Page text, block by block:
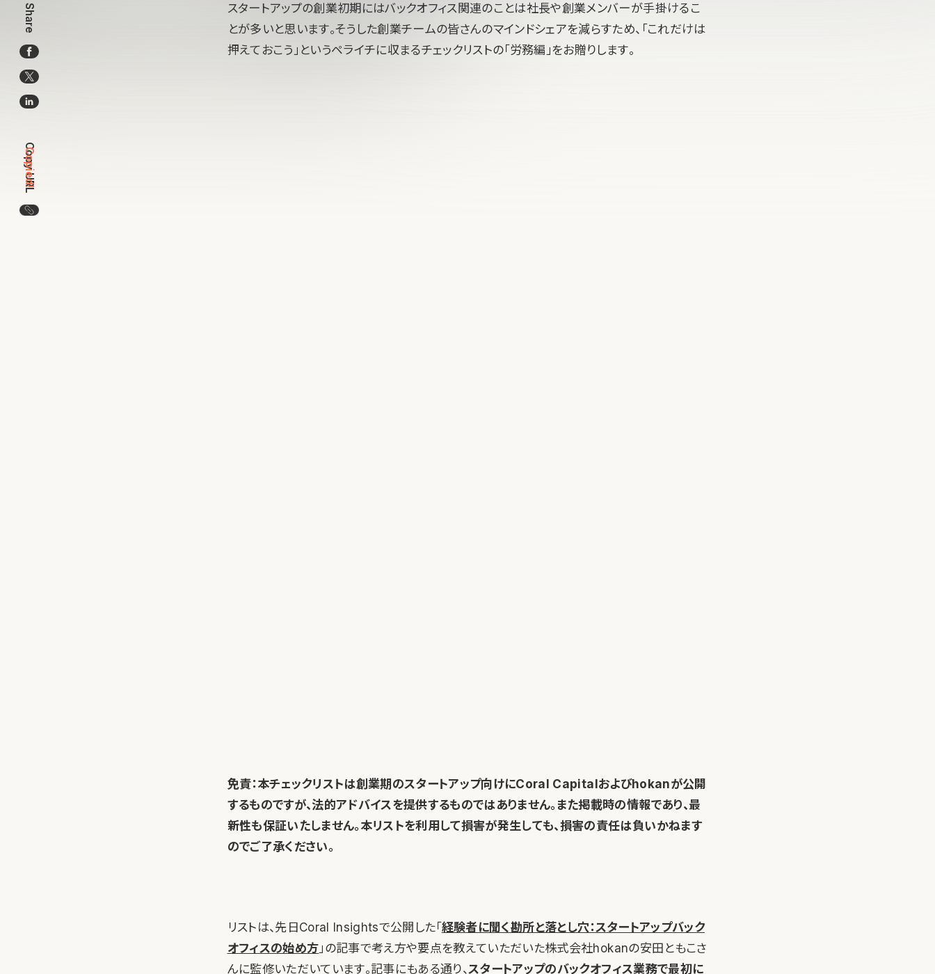
Share
Copy URL
Copied!
この記事のURLをコピー
スタートアップの創業初期にはバックオフィス関連のことは社長や創業メンバーが手掛けるこ
とが多いと思います。そうした創業チームの皆さんのマインドシェアを減らすため、「これだけは
押えておこう」というペライチに収まるチェックリストの「労務編」をお贈りします。
免責：本チェックリストは創業期のスタートアップ向けにCoral Capitalおよびhokanが公開
するものですが、法的アドバイスを提供するものではありません。また掲載時の情報であり、最
新性も保証いたしません。本リストを利用して損害が発生しても、損害の責任は負いかねます
のでご了承ください。
リストは、先日Coral Insightsで公開した「経験者に聞く勘所と落とし穴：スタートアップバック
オフィスの始め方」の記事で考え方や要点を教えていただいた株式会社hokanの安田ともこさ
んに監修いただいています。記事にもある通り、スタートアップのバックオフィス業務で最初に